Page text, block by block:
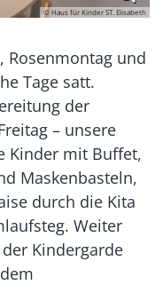
© Haus für Kinder ST. Elisabeth
Rosenmontag und
Tage satt.
der
– unsere
Kinder mit Buffet,
Maskenbasteln,
durch die Kita
Weiter
Kindergarde